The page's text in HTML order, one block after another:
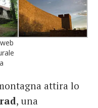
attira lo
, una